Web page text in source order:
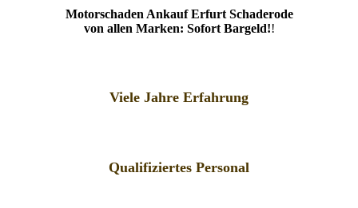
Motorschaden Ankauf Erfurt Schaderode
von allen Marken: Sofort Bargeld!!
Viele Jahre Erfahrung
Qualifiziertes Personal